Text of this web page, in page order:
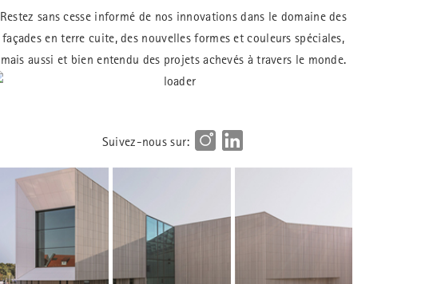
Restez sans cesse informé de nos innovations dans le domaine des
façades en terre cuite, des nouvelles formes et couleurs spéciales,
mais aussi et bien entendu des projets achevés à travers le monde.
Suivez-nous sur: